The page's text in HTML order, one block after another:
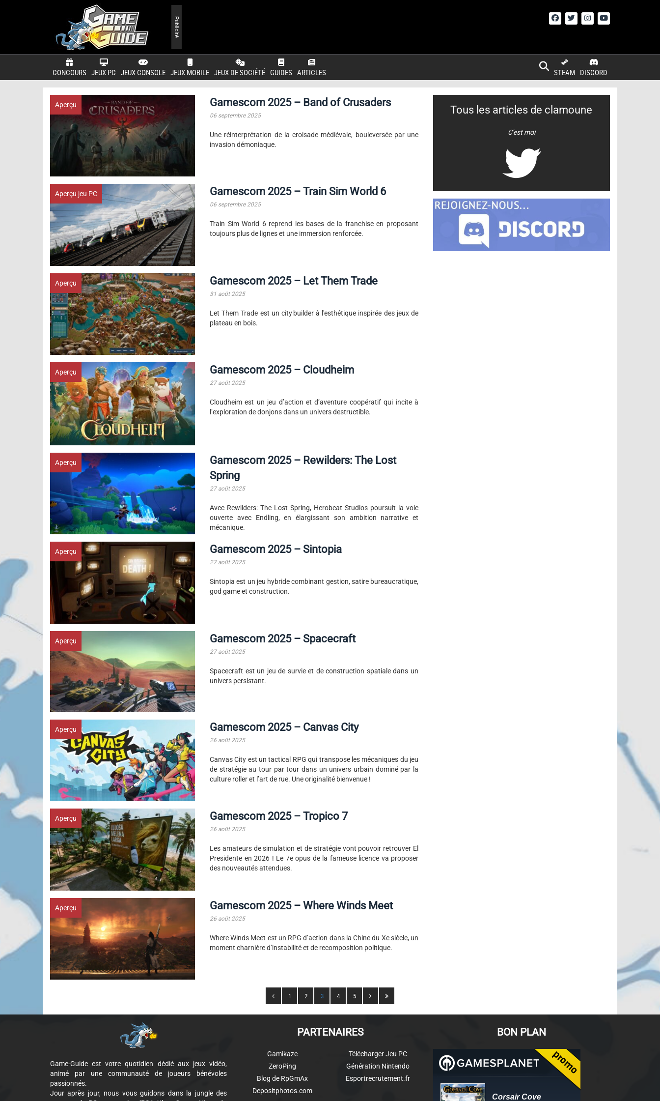
CONCOURS JEUX PC JEUX CONSOLE JEUX MOBILE JEUX DE SOCIÉTÉ GUIDES ARTICLES DISCORD
STEAM
Publicité
Aperçu Gamescom 2025 – Band of Crusaders
06 septembre 2025
Une réinterprétation de la croisade médiévale, bouleversée par une
invasion démoniaque.
Aperçu jeu PC Gamescom 2025 – Train Sim World 6
06 septembre 2025
Train Sim World 6 reprend les bases de la franchise en proposant
toujours plus de lignes et une immersion renforcée.
Aperçu Gamescom 2025 – Let Them Trade
31 août 2025
Let Them Trade est un city builder à l'esthétique inspirée des jeux de
plateau en bois.
Aperçu Gamescom 2025 – Cloudheim
27 août 2025
Cloudheim est un jeu d’action et d’aventure coopératif qui incite à
l’exploration de donjons dans un univers destructible.
Aperçu
Gamescom 2025 – Rewilders: The Lost
Spring
27 août 2025
Avec Rewilders: The Lost Spring, Herobeat Studios poursuit la voie
ouverte avec Endling, en élargissant son ambition narrative et
mécanique.
Aperçu Gamescom 2025 – Sintopia
27 août 2025
Sintopia est un jeu hybride combinant gestion, satire bureaucratique,
god game et construction.
Aperçu Gamescom 2025 – Spacecraft
27 août 2025
Spacecraft est un jeu de survie et de construction spatiale dans un
univers persistant.
Aperçu Gamescom 2025 – Canvas City
26 août 2025
Canvas City est un tactical RPG qui transpose les mécaniques du jeu
de stratégie au tour par tour dans un univers urbain dominé par la
culture roller et l’art de rue. Une originalité bienvenue !
Aperçu Gamescom 2025 – Tropico 7
26 août 2025
Les amateurs de simulation et de stratégie vont pouvoir retrouver El
Presidente en 2026 ! Le 7e opus de la fameuse licence va proposer
des nouveautés attendues.
Aperçu Gamescom 2025 – Where Winds Meet
26 août 2025
Where Winds Meet est un RPG d’action dans la Chine du Xe siècle, un
moment charnière d’instabilité et de recomposition politique.
Tous les articles de clamoune
C'est moi
1 2 3 4 5
Game-Guide est votre quotidien dédié aux jeux vidéo,
animé par une communauté de joueurs bénévoles
passionnés.
Jour après jour, nous vous guidons dans la jungle des
PARTENAIRES
Gamikaze
ZeroPing
Blog de RpGmAx
Depositphotos.com
Télécharger Jeu PC
Génération Nintendo
Esportrecrutement.fr
BON PLAN